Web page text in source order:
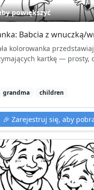
powiększyć
Babcia z wnuczką/
kolorowanka
kartkę — prosty,
grandma children
🎉 Zarejestruj się, aby